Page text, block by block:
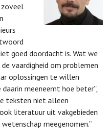
zoveel
goed doordacht is. Wat we
vaardigheid om problemen
oplossingen te willen
meeneemt hoe beter”,
teksten niet alleen
literatuur uit vakgebieden
meegenomen.”